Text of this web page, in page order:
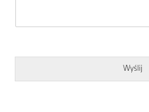
Wyślij